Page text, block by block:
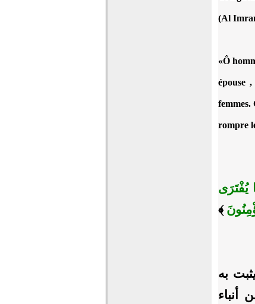
(Al
«Ô
épouse
femmes.
rompre
يُفْتَرَى
﴾
به
أنباء